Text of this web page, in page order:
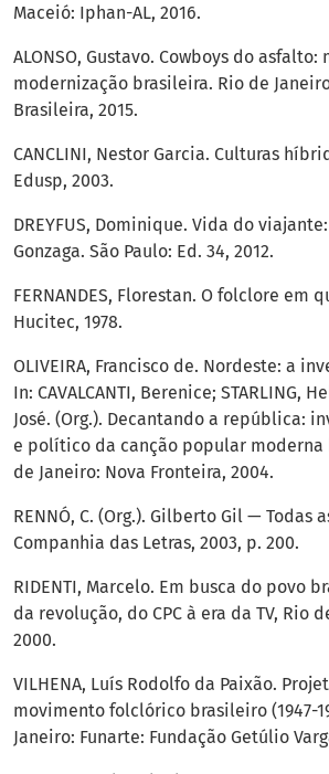
Maceió: Iphan-AL, 2016.
ALONSO, Gustavo. Cowboys do
modernização brasileira. Rio de
Brasileira, 2015.
CANCLINI, Nestor Garcia. Culturas
Edusp, 2003.
DREYFUS, Dominique. Vida do
Gonzaga. São Paulo: Ed. 34, 2012.
FERNANDES, Florestan. O folclore em
Hucitec, 1978.
OLIVEIRA, Francisco de. Nordeste: a
In: CAVALCANTI, Berenice; STARLING,
José. (Org.). Decantando a república:
e político da canção popular moderna
de Janeiro: Nova Fronteira, 2004.
RENNÓ, C. (Org.). Gilberto Gil — Todas
Companhia das Letras, 2003, p. 200.
RIDENTI, Marcelo. Em busca do povo
da revolução, do CPC à era da TV, Rio
2000.
VILHENA, Luís Rodolfo da Paixão.
movimento folclórico brasileiro (1947-
Janeiro: Funarte: Fundação Getúlio